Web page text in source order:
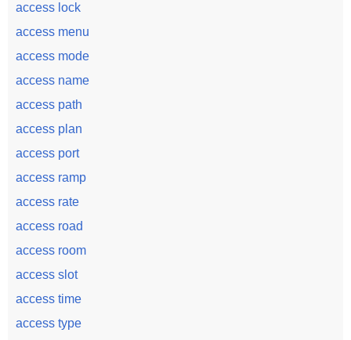
access lock
access menu
access mode
access name
access path
access plan
access port
access ramp
access rate
access road
access room
access slot
access time
access type